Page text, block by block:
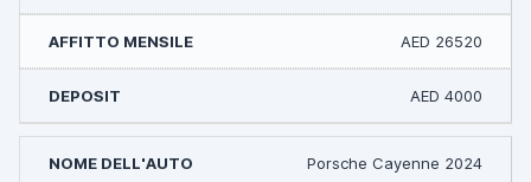
AED 26520
AED 4000
Porsche Cayenne 2024